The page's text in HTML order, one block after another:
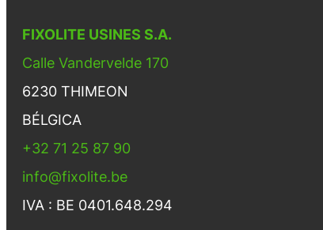
FIXOLITE USINES S.A.
Calle Vandervelde 170
6230 THIMEON
BÉLGICA
+32 71 25 87 90
info@fixolite.be
IVA : BE 0401.648.294